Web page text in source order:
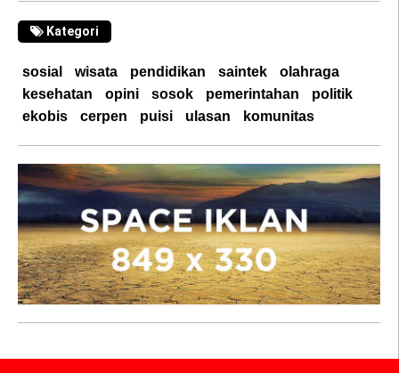
Kategori
sosial wisata pendidikan saintek
olahraga
kesehatan
opini sosok pemerintahan
politik
ekobis
cerpen puisi ulasan komunitas